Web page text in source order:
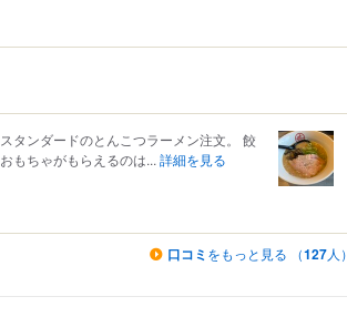
タンダードのとんこつラーメン注文。 餃
もちゃがもらえるのは... 詳細を見る
口コミ をもっと見る （127人）